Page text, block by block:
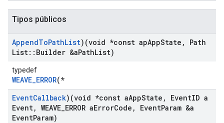
Tipos públicos
AppendToPathList)(void *const apAppState ,
Path
List:: Builder &aPathList)
typedef
WEAVE_ERROR(*
EventCallback)(void *const aAppState , EventID a
Event, WEAVE ERROR aErrorCode , EventParam &a
EventParam)